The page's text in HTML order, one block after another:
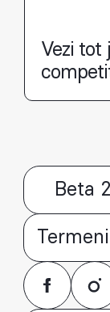
Vezi tot
Beta